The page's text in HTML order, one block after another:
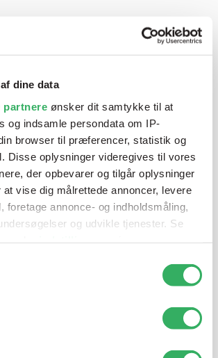
dine data
partnere ønsker dit samtykke til at
og indsamle persondata om IP-
browser til præferencer, statistik og
Disse oplysninger videregives til vores
der opbevarer og tilgår oplysninger
at vise dig målrettede annoncer, levere
foretage annonce- og indholdsmåling,
og udvikle tjenester. Se
indstillinger fra vores
eller ved at trykke på "Privacy
for hjælp? Vi sidder
sortiment af produkter til
meget om du skal bruge en enkelt farve,
om du har behov for en
kan vi hjælpe dig.
07:00-15:30
07:00-13:45